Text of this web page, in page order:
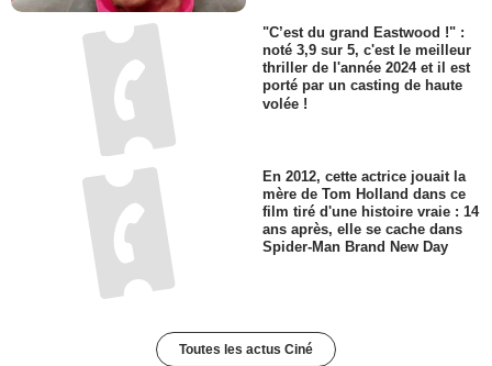
"C’est du grand Eastwood !" :
noté 3,9 sur 5, c'est le meilleur
thriller de l'année 2024 et il est
porté par un casting de haute
volée !
En 2012, cette actrice jouait la
mère de Tom Holland dans ce
film tiré d'une histoire vraie : 14
ans après, elle se cache dans
Spider-Man Brand New Day
Toutes les actus Ciné